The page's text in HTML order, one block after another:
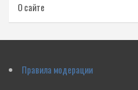
О сайте
Правила модерации